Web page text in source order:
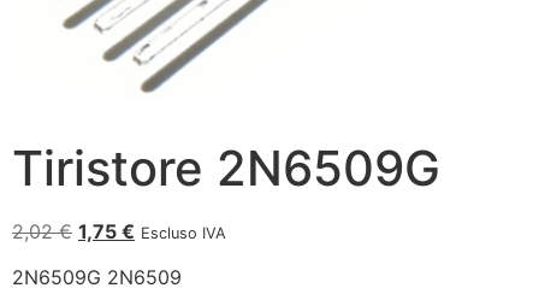
Tiristore 2N6509G
2,02€ 1,75 € Escluso IVA
2N6509G 2N6509